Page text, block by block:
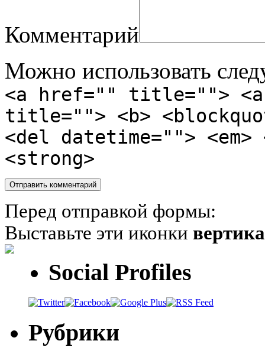
Комментарий
Можно использовать
<a href="" title="">
title=""> <b>
<del datetime="">
<strong>
Перед отправкой формы:
Выставьте эти иконки
Social Profiles
Рубрики